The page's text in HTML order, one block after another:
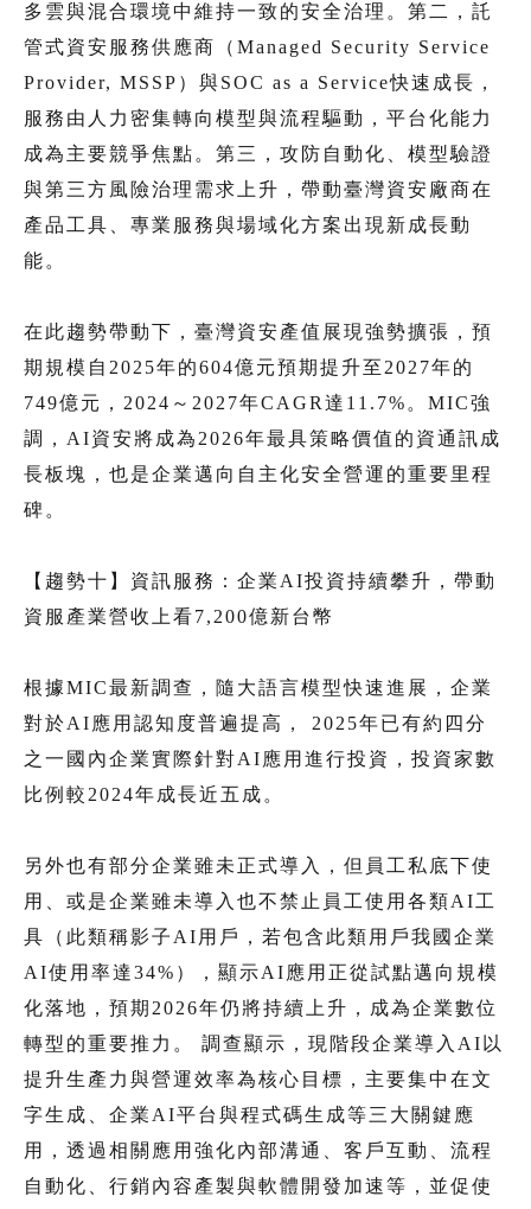
多雲與混合環境中維持一致的安全治理。第二，託
管式資安服務供應商（Managed Security Service
Provider, MSSP）與SOC as a Service快速成長，
服務由人力密集轉向模型與流程驅動，平台化能力
成為主要競爭焦點。第三，攻防自動化、模型驗證
與第三方風險治理需求上升，帶動臺灣資安廠商在
產品工具、專業服務與場域化方案出現新成長動
能。
在此趨勢帶動下，臺灣資安產值展現強勢擴張，預
期規模自2025年的604億元預期提升至2027年的
749億元，2024～2027年CAGR達11.7%。MIC強
調，AI資安將成為2026年最具策略價值的資通訊成
長板塊，也是企業邁向自主化安全營運的重要里程
碑。
【趨勢十】資訊服務：企業AI投資持續攀升，帶動
資服產業營收上看7,200億新台幣
根據MIC最新調查，隨大語言模型快速進展，企業
對於AI應用認知度普遍提高， 2025年已有約四分
之一國內企業實際針對AI應用進行投資，投資家數
比例較2024年成長近五成。
另外也有部分企業雖未正式導入，但員工私底下使
用、或是企業雖未導入也不禁止員工使用各類AI工
具（此類稱影子AI用戶，若包含此類用戶我國企業
AI使用率達34%），顯示AI應用正從試點邁向規模
化落地，預期2026年仍將持續上升，成為企業數位
轉型的重要推力。 調查顯示，現階段企業導入AI以
提升生產力與營運效率為核心目標，主要集中在文
字生成、企業AI平台與程式碼生成等三大關鍵應
用，透過相關應用強化內部溝通、客戶互動、流程
自動化、行銷內容產製與軟體開發加速等，並促使